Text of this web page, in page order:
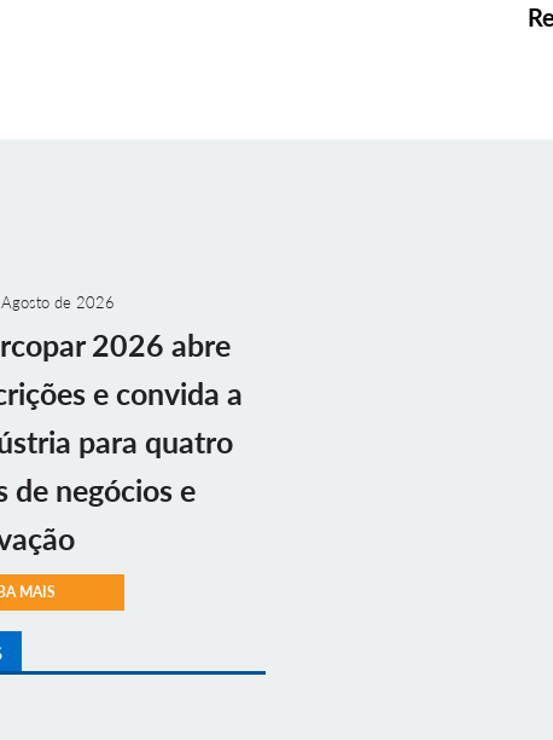
de 2026
2026 abre
e convida a
para quatro
de negócios e
MAIS